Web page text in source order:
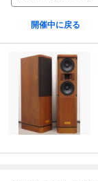
開催中に戻る